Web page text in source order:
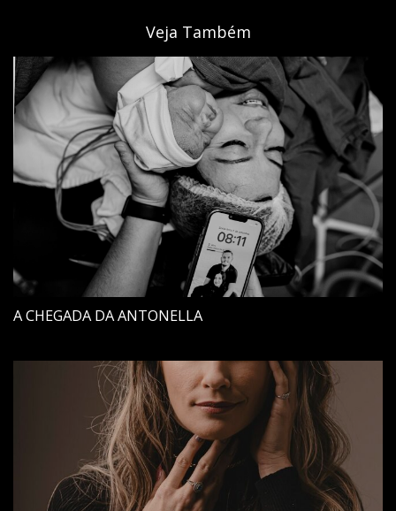
Veja Também
A CHEGADA DA ANTONELLA